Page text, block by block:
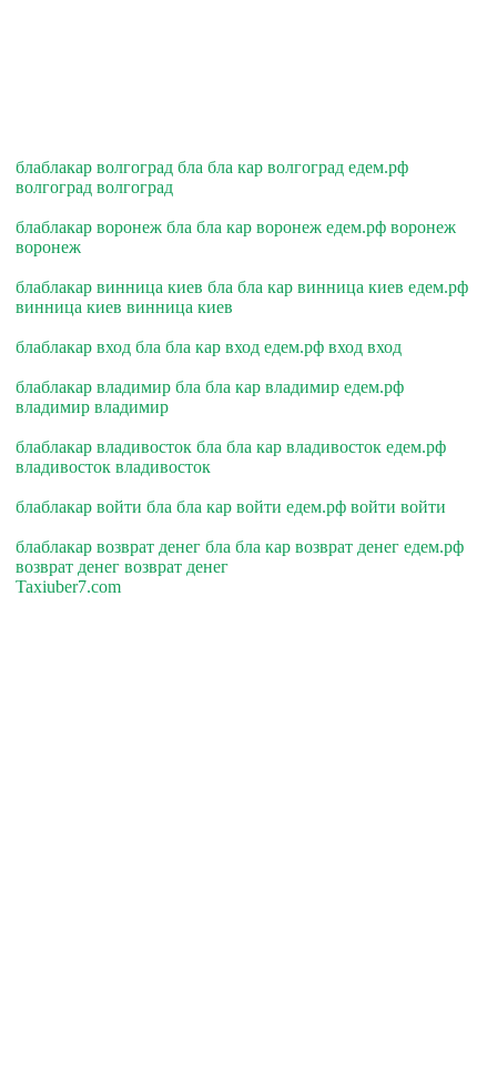
блаблакар волгоград бла бла кар волгоград едем.рф
волгоград волгоград
блаблакар воронеж бла бла кар воронеж едем.рф воронеж
воронеж
блаблакар винница киев бла бла кар винница киев едем.рф
винница киев винница киев
блаблакар вход бла бла кар вход едем.рф вход вход
блаблакар владимир бла бла кар владимир едем.рф
владимир владимир
блаблакар владивосток бла бла кар владивосток едем.рф
владивосток владивосток
блаблакар войти бла бла кар войти едем.рф войти войти
блаблакар возврат денег бла бла кар возврат денег едем.рф
возврат денег возврат денег
Taxiuber7.com